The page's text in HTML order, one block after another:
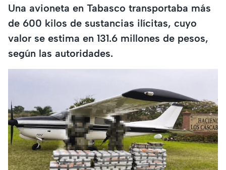
Una avioneta en Tabasco transportaba más
de 600 kilos de sustancias ilícitas, cuyo
valor se estima en 131.6 millones de pesos,
según las autoridades.